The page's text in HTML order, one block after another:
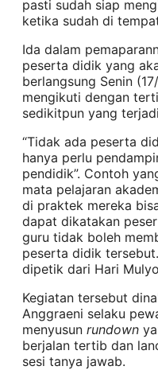
pasti sudah siap
ketika sudah di
Ida dalam
peserta didik yang
berlangsung Senin
mengikuti dengan
sedikitpun yang
“Tidak ada peserta
hanya perlu
pendidik”. Contoh
mata pelajaran
di praktek mereka
dapat dikatakan
guru tidak boleh
peserta didik
dipetik dari Hari
Kegiatan tersebut
Anggraeni selaku
menyusun rundown
berjalan tertib dan
sesi tanya jawab.